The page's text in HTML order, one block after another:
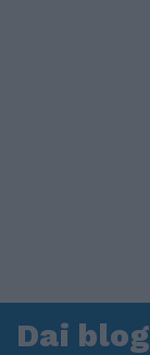
Dai blog